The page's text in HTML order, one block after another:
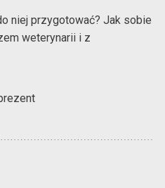
niej przygotować? Jak sobie
weterynarii i z